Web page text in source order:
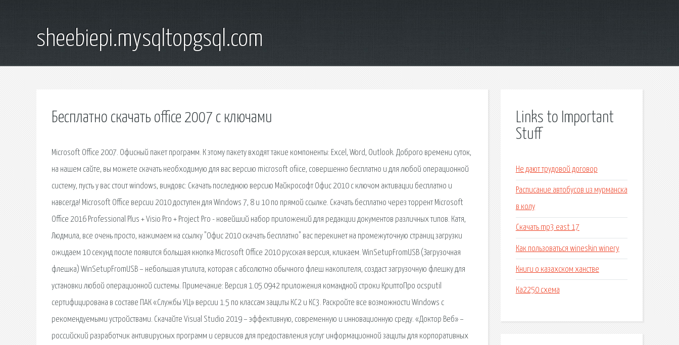
sheebiepi.mysqltopgsql.com
Бесплатно скачать office 2007 с ключами
Microsoft Office 2007. Офисный пакет программ. К этому пакету входят такие компоненты: Excel, Word, Outlook. Доброго времени суток,
на нашем сайте, вы можете скачать необходимую для вас версию microsoft ofiice, совершенно бесплатно и для любой операционной
систему, пусть у вас стоит windows, виндовс: Скачать последнюю версию Майкрософт Офис 2010 с ключом активации бесплатно и
навсегда! Microsoft Office версии 2010 доступен для Windows 7, 8 и 10 по прямой ссылке. Скачать бесплатно через торрент Microsoft
Office 2016 Professional Plus + Visio Pro + Project Pro - новейший набор приложений для редакции документов различных типов. Катя,
Людмила, все очень просто, нажимаем на ссылку "Офис 2010 скачать бесплатно" вас перекинет на промежуточную страниц загрузки
ожидаем 10 секунд после появится большая кнопка Microsoft Office 2010 русская версия, кликаем. WinSetupFromUSB (Загрузочная
флешка) WinSetupFromUSB – небольшая утилита, которая с абсолютно обычного флеш накопителя, создаст загрузочную флешку для
установки любой операционной системы. Примечание: Версия 1.05.0942 приложения командной строки КриптоПро ocsputil
сертифицирована в составе ПАК «Службы УЦ» версии 1.5 по классам защиты КС2 и КС3. Раскройте все возможности Windows с
рекомендуемыми устройствами. Скачайте Visual Studio 2019 – эффективную, современную и инновационную среду. «Доктор Веб» –
российский разработчик антивирусных программ и сервисов для предоставления услуг информационной защиты для корпоративных
Links to Important
Stuff
Не дают трудовой договор
Расписание автобусов из мурманска
в колу
Скачать mp3 east 17
Как пользоваться wineskin winery
Книги о казахском ханстве
Ка2250 схема